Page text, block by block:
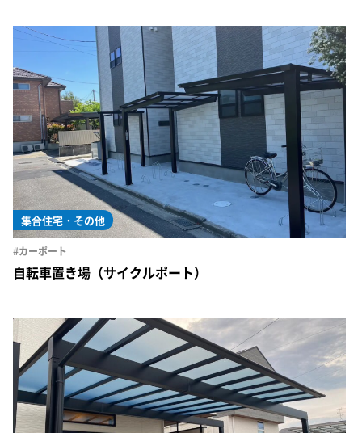
集合住宅・その他
#カーポート
自転車置き場（サイクルポート）